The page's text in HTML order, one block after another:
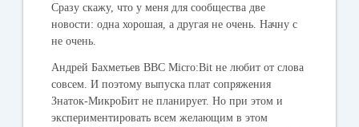
Сразу скажу, что у меня для сообщества две
новости: одна хорошая, а другая не очень. Начну с
не очень.
Андрей Бахметьев BBC Micro:Bit не любит от слова
совсем. И поэтому выпуска плат сопряжения
Знаток-МикроБит не планирует. Но при этом и
экспериментировать всем желающим в этом